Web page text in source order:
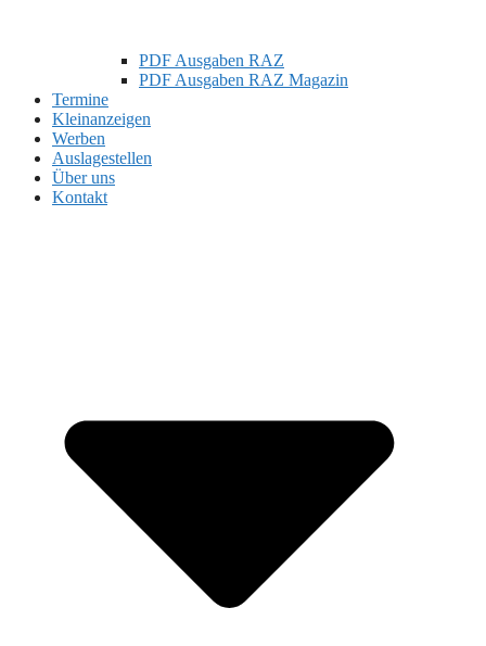
PDF Ausgaben RAZ
PDF Ausgaben RAZ Magazin
Termine
Kleinanzeigen
Werben
Auslagestellen
Über uns
Kontakt